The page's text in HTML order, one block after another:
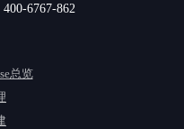
6767-862
总览